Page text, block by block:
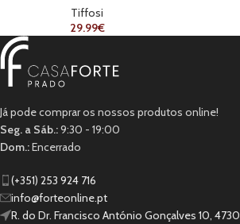
Tiffosi
29.99€
Já pode comprar os nossos produtos online!
Seg. a Sáb.:9:30 - 19:00
Dom.:Encerrado
(+351) 253 924 716
info@forteonline.pt
R. do Dr. Francisco António Gonçalves 10,